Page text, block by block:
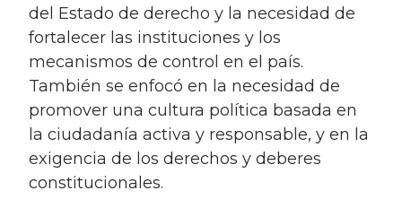
del Estado de derecho y la necesidad de
fortalecer las instituciones y los
mecanismos de control en el país.
También se enfocó en la necesidad de
promover una cultura política basada en
la ciudadanía activa y responsable, y en la
exigencia de los derechos y deberes
constitucionales.